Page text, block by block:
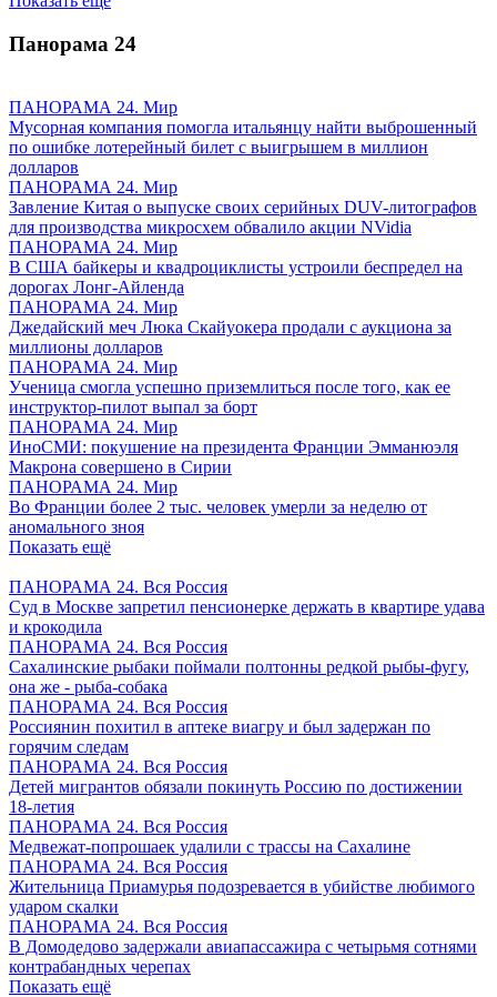
Панорама 24
ПАНОРАМА 24. Мир
Мусорная компания помогла итальянцу найти выброшенный
по ошибке лотерейный билет с выигрышем в миллион
долларов
ПАНОРАМА 24. Мир
Завление Китая о выпуске своих серийных DUV-литографов
для производства микросхем обвалило акции NVidia
ПАНОРАМА 24. Мир
В США байкеры и квадроциклисты устроили беспредел на
дорогах Лонг-Айленда
ПАНОРАМА 24. Мир
Джедайский меч Люка Скайуокера продали с аукциона за
миллионы долларов
ПАНОРАМА 24. Мир
Ученица смогла успешно приземлиться после того, как ее
инструктор-пилот выпал за борт
ПАНОРАМА 24. Мир
ИноСМИ: покушение на президента Франции Эмманюэля
Макрона совершено в Сирии
ПАНОРАМА 24. Мир
Во Франции более 2 тыс. человек умерли за неделю от
аномального зноя
Показать ещё
ПАНОРАМА 24. Вся Россия
Суд в Москве запретил пенсионерке держать в квартире удава
и крокодила
ПАНОРАМА 24. Вся Россия
Сахалинские рыбаки поймали полтонны редкой рыбы-фугу,
она же - рыба-собака
ПАНОРАМА 24. Вся Россия
Россиянин похитил в аптеке виагру и был задержан по
горячим следам
ПАНОРАМА 24. Вся Россия
Детей мигрантов обязали покинуть Россию по достижении
18-летия
ПАНОРАМА 24. Вся Россия
Медвежат-попрошаек удалили с трассы на Сахалине
ПАНОРАМА 24. Вся Россия
Жительница Приамурья подозревается в убийстве любимого
ударом скалки
ПАНОРАМА 24. Вся Россия
В Домодедово задержали авиапассажира с четырьмя сотнями
контрабандных черепах
Показать ещё